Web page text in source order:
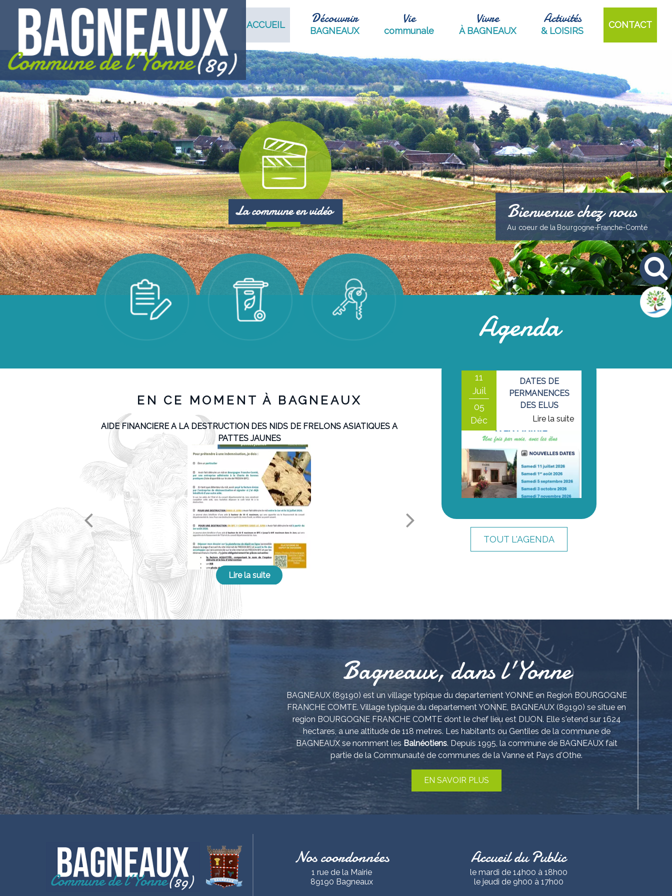
ACCUEIL Découvrir
BAGNEAUX
Vie
communale
Vivre
À BAGNEAUX
Activités
& LOISIRS
CONTACT
Bienvenue chez nous
Au coeur de la Bourgogne-Franche-Comté
EN CE MOMENT À BAGNEAUX
AIDE FINANCIERE A LA DESTRUCTION DES NIDS DE FRELONS ASIATIQUES A
PATTES JAUNES
RENDEZ-VOUS DES CYCLISTES DE L'ETE : BOUCLES DE
Agenda
11
Juil
05
Déc
DATES DE
PERMANENCES
DES ELUS
TOUT L'AGENDA
Bagneaux, dans l'Yonne
BAGNEAUX (89190) est un village typique du departement YONNE en Region BOURGOGNE
FRANCHE COMTE. Village typique du departement YONNE, BAGNEAUX (89190) se situe en
region BOURGOGNE FRANCHE COMTE dont le chef lieu est DIJON. Elle s'etend sur 1624
hectares, a une altitude de 118 metres. Les habitants ou Gentiles de la commune de
BAGNEAUX se nomment les Balnéotiens. Depuis 1995, la commune de BAGNEAUX fait
partie de la Communauté de communes de la Vanne et Pays d'Othe.
EN SAVOIR PLUS
Nos coordonnées
1 rue de la Mairie
89190 Bagneaux
Accueil du Public
le mardi de 14h00 à 18h00
le jeudi de 9h00 à 17h00